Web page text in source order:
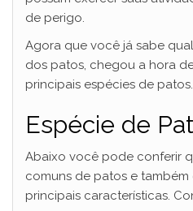
de perigo.
Agora que você já sabe
dos patos, chegou a hora
principais espécies de patos.
Espécie de
Abaixo você pode conferir
comuns de patos e também
principais características.